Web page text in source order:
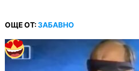
ОЩЕ ОТ:ЗАБАВНО